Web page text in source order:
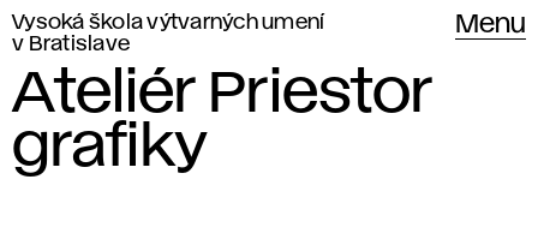
Vysoká škola výtvarných umení
v Bratislave
Menu
Ateliér Priestor
grafiky